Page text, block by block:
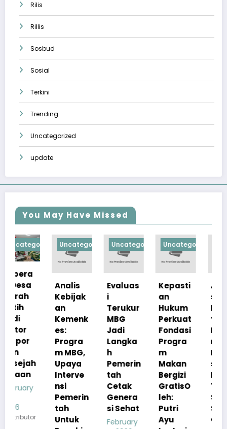
Rilis
Rillis
Sosbud
Sosial
Terkini
Trending
Uncategorized
update
You May Have Missed
Uncategorized
Analis
Kebijak
an
Kemenk
es:
Progra
Upaya
Interve
nsi
tah
Untuk
Uncategorized
Evaluas
i
MBG
Langka
h
Pemerin
tah
Genera
February
Uncategorized
Kepasti
Hukum
Perkuat
Fondasi
Progra
Makan
GratisO
leh:
Putri
Ayu
Apresia
Pemerin
tah
Pastika
n
s Menu
MBG
Tetap
Standar